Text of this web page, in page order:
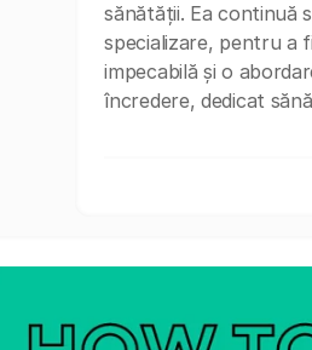
sănătății. Ea continuă
specializare, pentru a
impecabilă și o
încredere, dedicat